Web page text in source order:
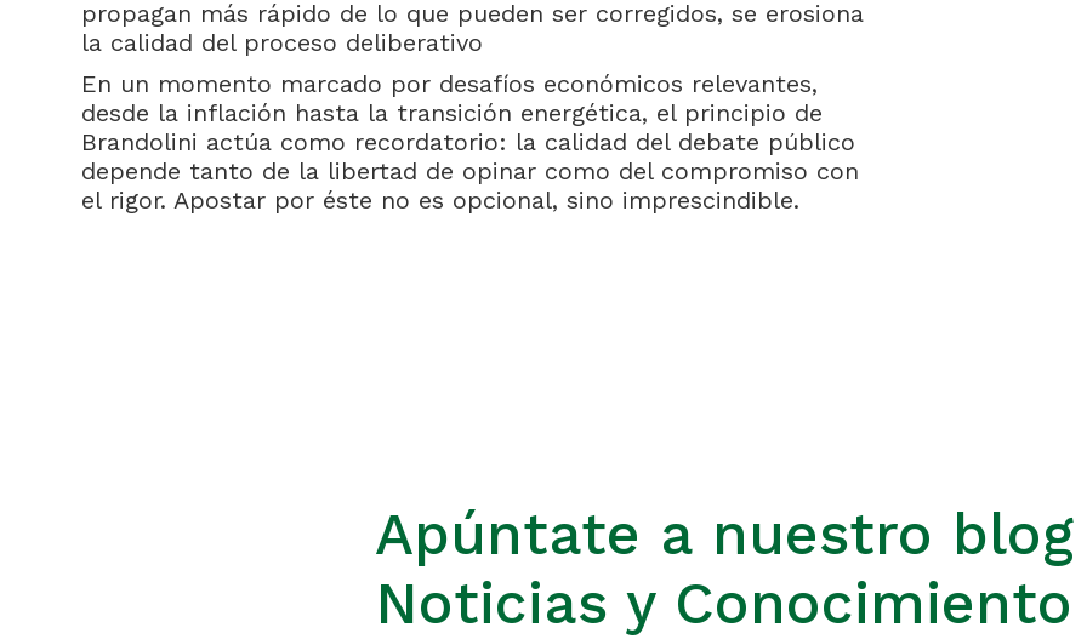
propagan más rápido de lo que pueden ser corregidos, se erosiona
la calidad del proceso deliberativo
En un momento marcado por desafíos económicos relevantes,
desde la inflación hasta la transición energética, el principio de
Brandolini actúa como recordatorio: la calidad del debate público
depende tanto de la libertad de opinar como del compromiso con
el rigor. Apostar por éste no es opcional, sino imprescindible.
Apúntate a nuestro
Noticias y Conocimiento